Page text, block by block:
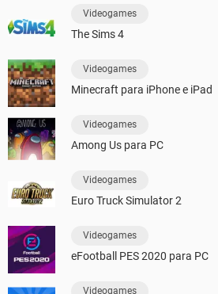
Videogames
The Sims 4
Videogames
Minecraft para iPhone e iPad
Videogames
Among Us para PC
Videogames
Euro Truck Simulator 2
Videogames
eFootball PES 2020 para PC
Videogames